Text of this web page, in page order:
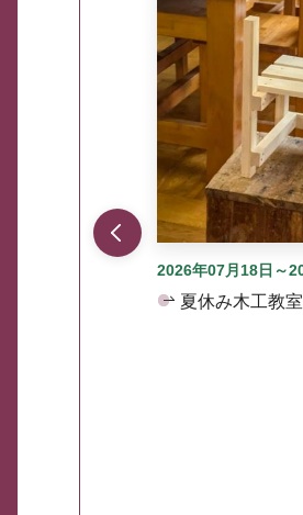
2026年07月18日～
夏休み木工教室